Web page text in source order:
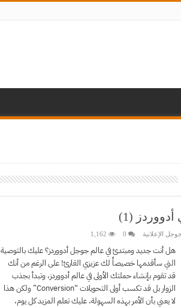
الإعلانية 0
1,162
هل أنت جديد ومبتدئ في عالم جوجل أدووردز؟ عليك بالتوصية
التي سأقدمها خصيصاً لك عزيزي القارئ! على الرغم من أنك
قد تقوم بإنشاء حملتك الأولى في عالم أدووردز، وتبدأ بجذب
الزوار بل قد تكسب أولى التحويلات “Conversion” ولكن هذا
لا يعني بأن الأمر بهذه السهولة، عليك تعلم المزيد كل يوم،